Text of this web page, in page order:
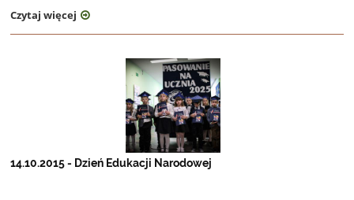
Czytaj więcej
14.10.2015 - Dzień Edukacji Narodowej